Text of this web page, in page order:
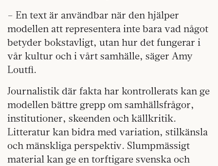
– En text är användbar när den hjälper
modellen att representera inte bara vad något
betyder bokstavligt, utan hur det fungerar i
vår kultur och i vårt samhälle, säger Amy
Loutfi.
Journalistik där fakta har kontrollerats kan ge
modellen bättre grepp om samhällsfrågor,
institutioner, skeenden och källkritik.
Litteratur kan bidra med variation, stilkänsla
och mänskliga perspektiv. Slumpmässigt
material kan ge en torftigare svenska och